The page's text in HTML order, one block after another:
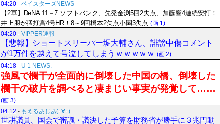
04:20 - ベイスターズNEWS
【2軍】DeNA 11－7 ソフトバンク、先発金渕5回2失点、加藤響4連続安打！
井上朋が猛打賞4号HR！8～9回橋本2失点小園3失点 (画:1)
04:20 - VIPPER速報
【悲報】ショートスリーパー堀大輔さん、誹謗中傷コメント
が1万件を越えて号泣してしまうｗｗｗｗｗ (画:2)
04:18 - U-1 NEWS.
強風で欄干が全面的に倒壊した中国の橋、倒壊した
欄干の破片を調べると凄まじい事実が発覚して……
(画:3)
04:12 - もえるあじあ(･∀･)
世耕議員、国会で審議・議決した予算を財務省が勝手に３兆円動